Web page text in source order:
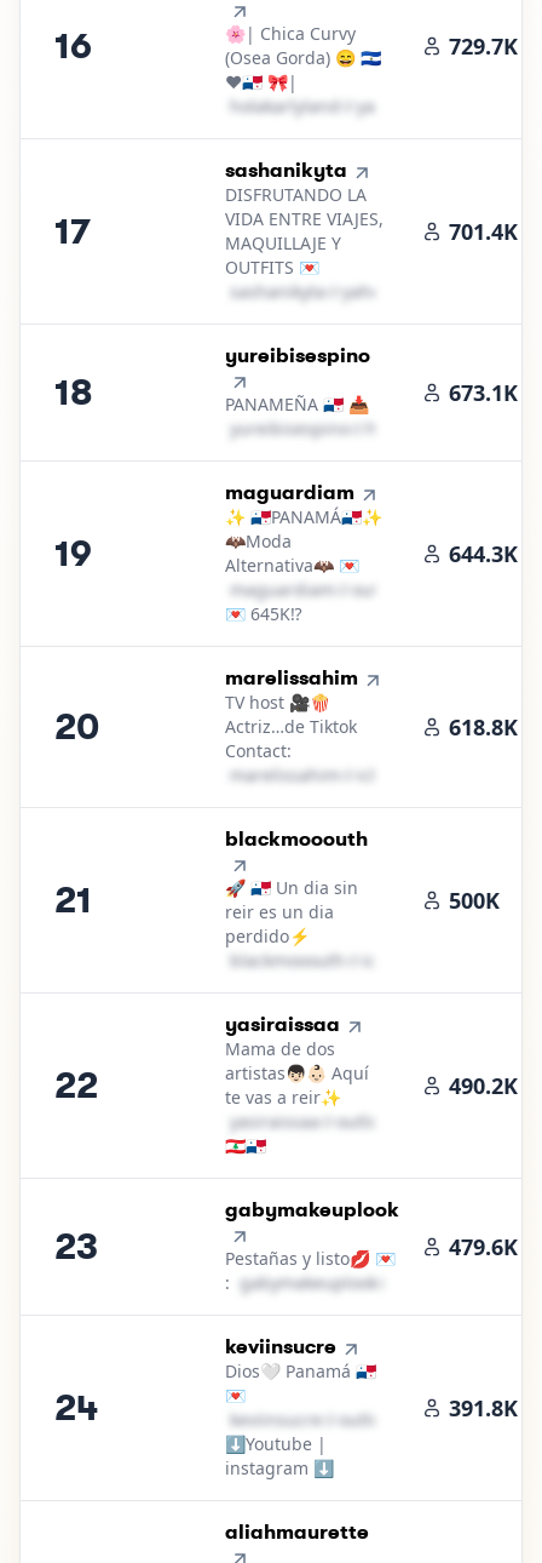
16
🌸| Chica Curvy
(Osea Gorda) 😄 🇸🇻
❤️🇵🇦 🎀|
h​o​l​a​k​a​r​l​y​l​a​n​d​
yahoo․cοm
729.7K
17
17.
sashanikyta
DISFRUTANDO LA
VIDA ENTRE VIAJES,
MAQUILLAJE Y
OUTFITS 💌
s​a​s​h​a​n​i​k​y​t​a​＠ yahoo․cοm
701.4K
18
18.
yureibisespino
PANAMEÑA 🇵🇦 📥
y​u​r​e​i​b​i​s​e​s​p​i​n​o​＠
673.1K
19
19.
maguardiam
✨️ 🇵🇦PANAMÁ🇵🇦✨️
🦇Moda
Alternativa🦇 💌
m​a​g​u​a​r​d​i​a​m​
outlook․cοm
💌 645K⁉️
644.3K
20
20.
marelissahim
TV host 🎥🍿
Actriz…de Tiktok
Contact:
m​a​r​e​l​i​s​s​a​h​i​m​
icloud․cοm
618.8K
21
21.
blackmooouth
🚀 🇵🇦 Un dia sin
reir es un dia
perdido⚡️
b​l​a​c​k​m​o​o​o​u​t​h​
icloud․cοm
500K
22
22.
yasiraissaa
Mama de dos
artistas👦🏻👶🏻 Aquí
te vas a reir✨
y​a​s​i​r​a​i​s​s​a​a​＠ outlook․cοm
🇱🇧🇵🇦
490.2K
23
23.
gabymakeuplook
Pestañas y listo💋 💌
: g​a​b​y​m​a​k​e​u​p​l​o​o​k​
479.6K
24
24.
keviinsucre
Dios🤍 Panamá 🇵🇦
💌
k​e​v​i​i​n​s​u​c​r​e​
outlook․cοm
⬇️Youtube |
instagram ⬇️
391.8K
25.
aliahmaurette